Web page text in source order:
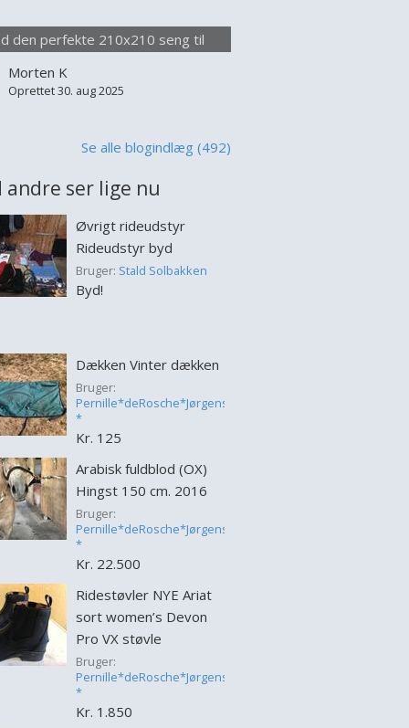
at sove uden at forstyrre hinanden,
dem der blot værdsætter
i deres soveplads. Når man
at købe en 210x210 s...
den perfekte 210x210 seng til
Morten K
Oprettet 30. aug 2025
Se alle blogindlæg (492)
andre ser lige nu
Øvrigt rideudstyr
Rideudstyr byd
Bruger: Stald Solbakken
Byd!
Dækken Vinter dækken
Bruger:
Pernille*deRosche*Jørgensen
*
Kr. 125
Arabisk fuldblod (OX)
Hingst 150 cm. 2016
Bruger:
Pernille*deRosche*Jørgensen
*
Kr. 22.500
Ridestøvler NYE Ariat
sort women’s Devon
Pro VX støvle
Bruger:
Pernille*deRosche*Jørgensen
*
Kr. 1.850